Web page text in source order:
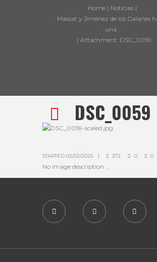
Home
Noticias
Massat y Jiménez de los Galanes
una...
Attachment: DSC_0059
DSC_0059
STARTED 02/02/2025 372 0 0
No image description ...